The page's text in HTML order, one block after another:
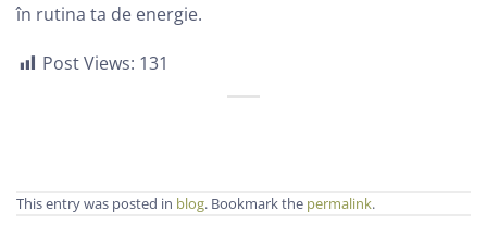
în rutina ta de energie.
Post Views: 131
This entry was posted in blog. Bookmark the permalink.